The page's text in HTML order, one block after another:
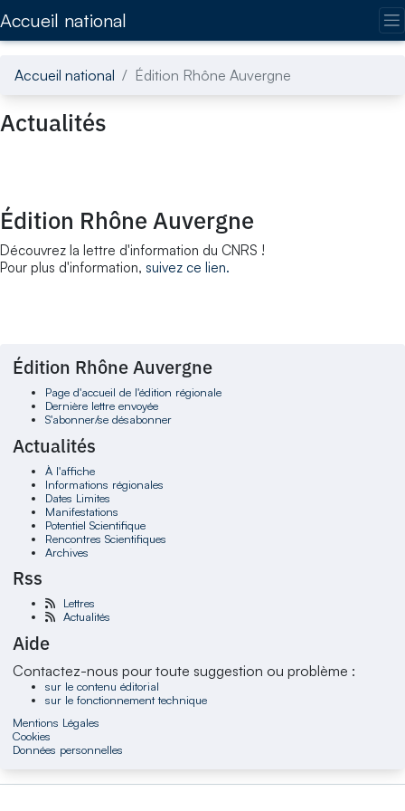
Accueil national
Accueil national Édition Rhône Auvergne
Actualités
Édition Rhône Auvergne
Découvrez la lettre d'information du CNRS !
Pour plus d'information, suivez ce lien.
Édition Rhône Auvergne
Page d'accueil de l'édition régionale
Dernière lettre envoyée
S'abonner/se désabonner
Actualités
À l'affiche
Informations régionales
Dates Limites
Manifestations
Potentiel Scientifique
Rencontres Scientifiques
Archives
Rss
Lettres
Actualités
Aide
Contactez-nous pour toute suggestion ou problème :
sur le contenu éditorial
sur le fonctionnement technique
Mentions Légales
Cookies
Données personnelles